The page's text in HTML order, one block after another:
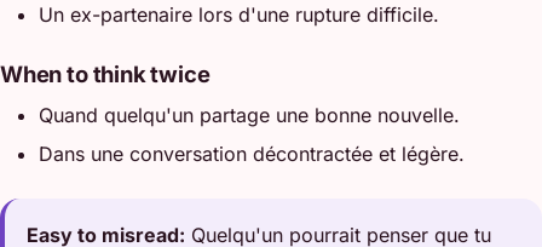
Un ex-partenaire lors d'une rupture difficile.
When to think twice
Quand quelqu'un partage une bonne nouvelle.
Dans une conversation décontractée et légère.
Easy to misread: Quelqu'un pourrait penser que tu